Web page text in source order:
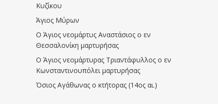
Κυζίκου
Άγιος Μύρων
Ο Άγιος νεομάρτυς Αναστάσιος ο εν
Θεσσαλονίκη μαρτυρήσας
Ο Άγιος νεομάρτυρας Τριαντάφυλλος ο εν
Κωνσταντινουπόλει μαρτυρήσας
Όσιος Αγάθωνας ο κτήτορας (14ος αι.)